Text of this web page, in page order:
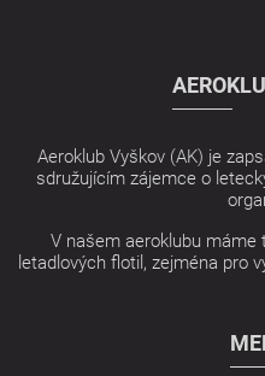
Aeroklub Vyškov (AK) je
sdružujícím zájemce o
V našem aeroklubu máme
letadlových flotil, zejména pro